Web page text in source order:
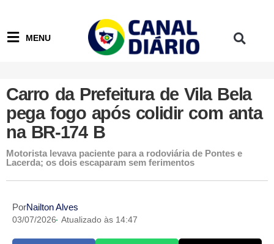
MENU
Carro da Prefeitura de Vila Bela
pega fogo após colidir com anta
na BR-174 B
Motorista levava paciente para a rodoviária de Pontes e
Lacerda; os dois escaparam sem ferimentos
PorNailton Alves
03/07/2026 Atualizado às 14:47